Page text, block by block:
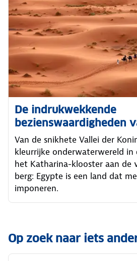
De indrukwekkende
bezienswaardigheden
Van de snikhete Vallei der
kleurrijke onderwaterwereld in
het Katharina-klooster aan de
berg: Egypte is een land dat
imponeren.
Op zoek naar iets